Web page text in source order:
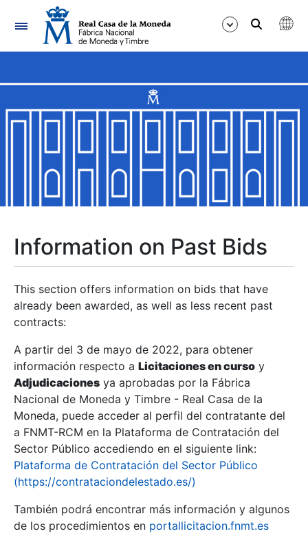
Navigation
Show/Hide
Show/Hide
Show/Hide
Show/Hide
Show/Hide
Information on Past Bids
This section offers information on bids that have
already been awarded, as well as less recent past
contracts:
A partir del 3 de mayo de 2022, para obtener
información respecto a Licitaciones en curso y
Adjudicaciones ya aprobadas por la Fábrica
Nacional de Moneda y Timbre - Real Casa de la
Moneda, puede acceder al perfil del contratante del
a FNMT-RCM en la Plataforma de Contratación del
Sector Público accediendo en el siguiente link:
Plataforma de Contratación del Sector Público
(https://contrataciondelestado.es/)
También podrá encontrar más información y algunos
de los procedimientos en portallicitacion.fnmt.es